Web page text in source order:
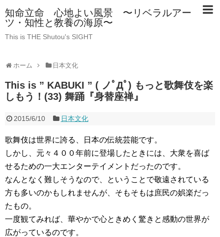
知命立命 心地よい風景 〜リベラルアー
ツ・知性と教養の海原〜
This is THE Shutou's SIGHT
ホーム 日本文化
This is ” KABUKI ” ( ノﾟДﾟ) もっと歌舞伎を楽
しもう！(33) 舞踊『身替座禅』
2015/6/10 日本文化
歌舞伎は世界に誇る、日本の伝統芸能です。
しかし、元々４００年前に登場したときには、大衆を喜ば
せるための一大エンターテイメントだったのです。
なんとなく難しそうなので、ということで敬遠されている
方も多いのかもしれませんが、そもそもは庶民の娯楽だっ
たもの。
一度観てみれば、華やかで心ときめく驚きと感動の世界が
広がっているのです。